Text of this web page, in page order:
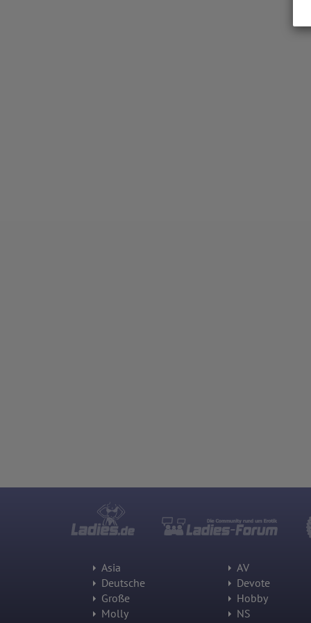
Asia AV
Deutsche
Devote
Große
Hobby
Molly
NS